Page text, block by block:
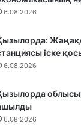
6.08.2026
іске
6.08.2026
6.08.2026